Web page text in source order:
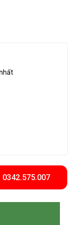
0342.575.007